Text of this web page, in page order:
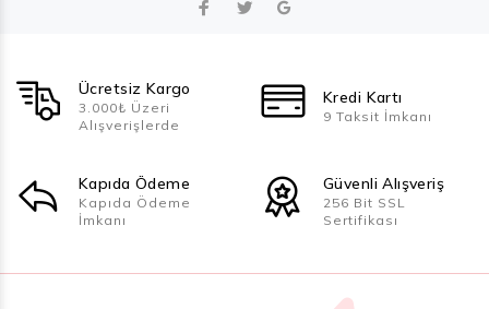
Ücretsiz Kargo
3.000₺ Üzeri
Alışverişlerde
Kredi Kartı
9 Taksit İmkanı
Kapıda Ödeme
Kapıda Ödeme
İmkanı
Güvenli Alışveriş
256 Bit SSL
Sertifikası